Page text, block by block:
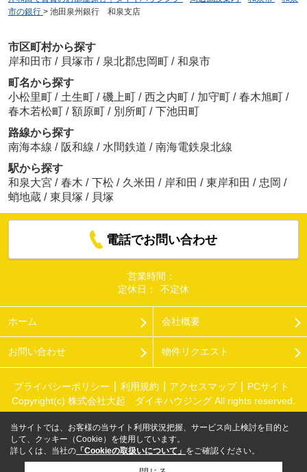
市の銀行 > 池田泉州銀行 和泉支店
市区町村から探す
岸和田市 / 貝塚市 / 泉北郡忠岡町 / 和泉市
町名から探す
小松里町 / 土生町 / 磯上町 / 西之内町 / 加守町 / 春木旭町 /
春木若松町 / 額原町 / 別所町 / 下池田町
路線から探す
南海本線 / 阪和線 / 水間鉄道 / 南海電鉄泉北線
駅から探す
和泉大宮 / 春木 / 下松 / 久米田 / 岸和田 / 東岸和田 / 忠岡 /
蛸地蔵 / 東貝塚 / 貝塚
電話でお問い合わせ
営業時間：
定休日：
不定休
ホーム 会社概要
お問い合わせ 物件リクエスト
プライバシーポリシー 利用規約 アクセスマップ
PCサイト
Copyright(c) 株式会社大起 ダイキハウジング All rights reserved.
当サイトでは、お客様の当サイト利用状況把握、サービス向上検討を目的と
して、クッキー（Cookie）を使用しています。
詳しくは、当社の 「Cookieの取扱いについて」 をご確認ください。